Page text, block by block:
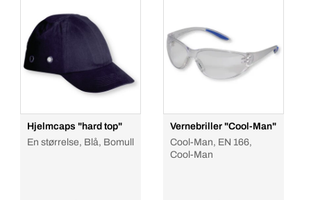
Hjelmcaps "hard top"
En størrelse, Blå, Bomull
Vernebriller "Cool-Man"
Cool-Man, EN 166,
Cool-Man